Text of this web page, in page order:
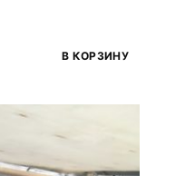
В КОРЗИНУ